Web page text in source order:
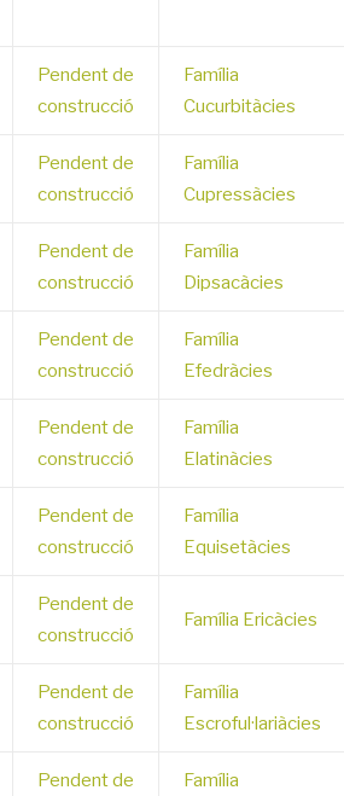
Pendent de
construcció
Família
Cucurbitàcies
Pendent de
construcció
Família
Cupressàcies
Pendent de
construcció
Família
Dipsacàcies
Pendent de
construcció
Família
Efedràcies
Pendent de
construcció
Família
Elatinàcies
Pendent de
construcció
Família
Equisetàcies
Pendent de
construcció
Família Ericàcies
Pendent de
construcció
Família
Escroful·lariàcies
Pendent de Família